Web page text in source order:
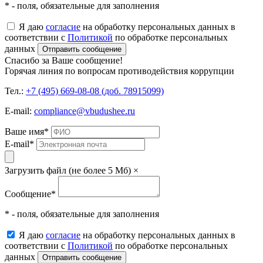
* - поля, обязательные для заполнения
Я даю согласие на обработку персональных данных в
соответствии с Политикой по обработке персональных
данных
Отправить сообщение
Спасибо за Ваше сообщение!
Горячая линия по вопросам противодействия коррупции
Тел.: +7 (495) 669-08-08 (доб. 78915099)
E-mail: compliance@vbudushee.ru
Ваше имя*
E-mail*
Загрузить файл (не более 5 Мб) ×
Сообщение*
* - поля, обязательные для заполнения
Я даю согласие на обработку персональных данных в
соответствии с Политикой по обработке персональных
данных
Отправить сообщение